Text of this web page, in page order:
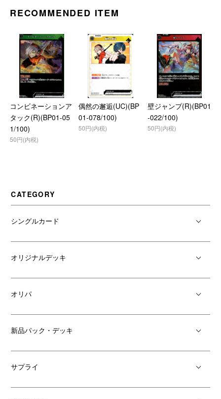
RECOMMENDED ITEM
コンビネーションア
タック(R)(BP01-05
1/100)
50円(内税)
偶然の邂逅(UC)(BP
01-078/100)
50円(内税)
壁ジャンプ(R)(BP01
-022/100)
50円(内税)
CATEGORY
シングルカード
オリジナルデッキ
オリパ
新品パック・デッキ
サプライ